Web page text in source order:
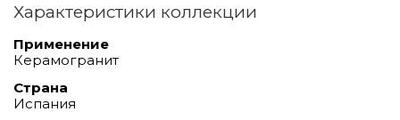
Характеристики коллекции
Применение
Керамогранит
Страна
Испания